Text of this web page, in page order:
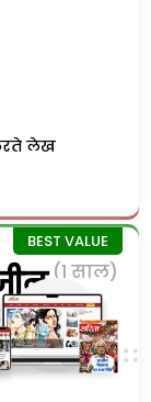
लेख
(1 साल)